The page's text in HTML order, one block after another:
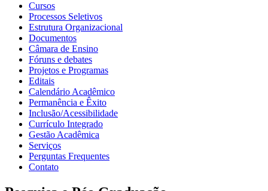
Cursos
Processos Seletivos
Estrutura Organizacional
Documentos
Câmara de Ensino
Fóruns e debates
Projetos e Programas
Editais
Calendário Acadêmico
Permanência e Êxito
Inclusão/Acessibilidade
Currículo Integrado
Gestão Acadêmica
Serviços
Perguntas Frequentes
Contato